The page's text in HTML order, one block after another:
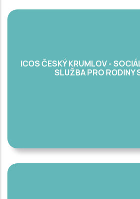
ICOS ČESKÝ KRUMLOV -
SLUŽBA PRO RODINY